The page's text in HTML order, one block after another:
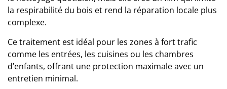
la respirabilité du bois et rend la réparation locale plus
complexe.
Ce traitement est idéal pour les zones à fort trafic
comme les entrées, les cuisines ou les chambres
d’enfants, offrant une protection maximale avec un
entretien minimal.